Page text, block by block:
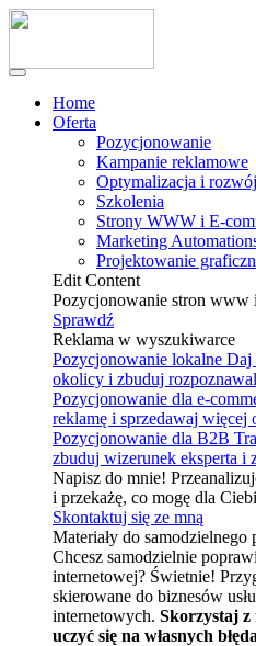
Home
Oferta
Pozycjonowanie
Kampanie reklamowe
Optymalizacja i rozwój
Szkolenia
Strony WWW i E-
Marketing
Projektowanie
Edit Content
Pozycjonowanie stron www
Sprawdź
Reklama w wyszukiwarce
Pozycjonowanie lokalne Daj
okolicy i zbuduj
Pozycjonowanie dla e-
reklamę i sprzedawaj więcej
Pozycjonowanie dla B2B
zbuduj wizerunek eksperta i
Napisz do mnie!
i przekażę, co mogę dla
Skontaktuj się ze mną
Materiały do samodzielnego
Chcesz samodzielnie
internetowej? Świetnie!
skierowane do biznesów
internetowych. Skorzystaj z
uczyć się na własnych